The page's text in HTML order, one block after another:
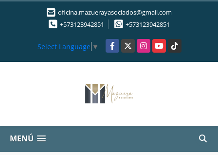
oficina.mazuerayasociados@gmail.com
+573123942851
+573123942851
Select Language ▼ Facebook
X InstagramYouTubeTikTok
MENÚ